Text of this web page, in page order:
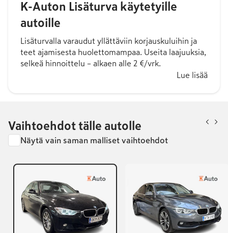
K-Auton Lisäturva käytetyille
autoille
Lisäturvalla varaudut yllättäviin korjauskuluihin ja
teet ajamisesta huolettomampaa. Useita laajuuksia,
selkeä hinnoittelu – alkaen alle 2 €/vrk.
Lue lisää
Vaihtoehdot tälle autolle
Näytä vain saman malliset vaihtoehdot